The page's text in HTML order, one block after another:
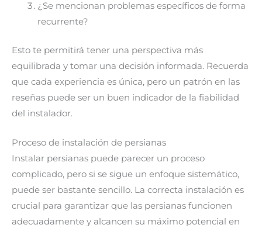
¿Se mencionan problemas específicos de forma
recurrente?
Esto te permitirá tener una perspectiva más
equilibrada y tomar una decisión informada. Recuerda
que cada experiencia es única, pero un patrón en las
reseñas puede ser un buen indicador de la fiabilidad
del instalador.
Proceso de instalación de persianas
Instalar persianas puede parecer un proceso
complicado, pero si se sigue un enfoque sistemático,
puede ser bastante sencillo. La correcta instalación es
crucial para garantizar que las persianas funcionen
adecuadamente y alcancen su máximo potencial en